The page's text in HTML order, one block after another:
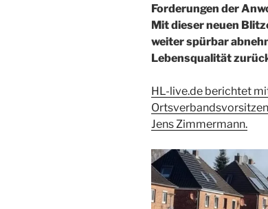
Forderungen der
Mit dieserneuen
weiter spürbar
Lebensqualität
HL-live.de berichtet
Jens Zimmermann.